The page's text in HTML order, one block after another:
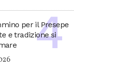
per il Presepe
e tradizione si